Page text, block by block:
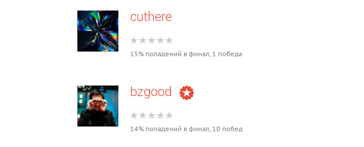
cuthere
15% попадений в финал, 1 победа
bzgood
14% попадений в финал, 10 побед